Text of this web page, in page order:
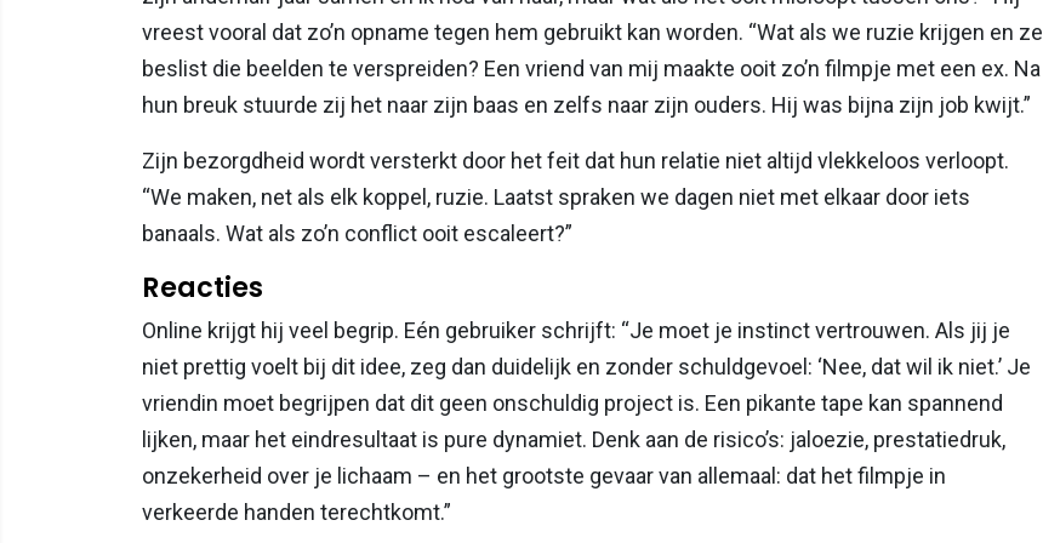
vreest vooral dat zo’n opname tegen hem gebruikt kan worden. “Wat als we ruzie krijgen en ze
beslist die beelden te verspreiden? Een vriend van mij maakte ooit zo’n filmpje met een ex. Na
hun breuk stuurde zij het naar zijn baas en zelfs naar zijn ouders. Hij was bijna zijn job kwijt.”
Zijn bezorgdheid wordt versterkt door het feit dat hun relatie niet altijd vlekkeloos verloopt.
“We maken, net als elk koppel, ruzie. Laatst spraken we dagen niet met elkaar door iets
banaals. Wat als zo’n conflict ooit escaleert?”
Reacties
Online krijgt hij veel begrip. Eén gebruiker schrijft: “Je moet je instinct vertrouwen. Als jij je
niet prettig voelt bij dit idee, zeg dan duidelijk en zonder schuldgevoel: ‘Nee, dat wil ik niet.’ Je
vriendin moet begrijpen dat dit geen onschuldig project is. Een pikante tape kan spannend
lijken, maar het eindresultaat is pure dynamiet. Denk aan de risico’s: jaloezie, prestatiedruk,
onzekerheid over je lichaam – en het grootste gevaar van allemaal: dat het filmpje in
verkeerde handen terechtkomt.”